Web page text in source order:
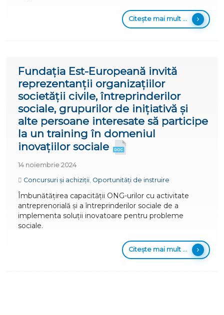
Citește mai mult ...
Fundația Est-Europeană invită
reprezentanții organizațiilor
societății civile, întreprinderilor
sociale, grupurilor de inițiativă și
alte persoane interesate să participe
la un training în domeniul
inovațiilor sociale
14 noiembrie 2024
Concursuri și achiziții, Oportunități de instruire
Îmbunătățirea capacității ONG-urilor cu activitate
antreprenorială și a întreprinderilor sociale de a
implementa soluții inovatoare pentru probleme
sociale.
Citește mai mult ...